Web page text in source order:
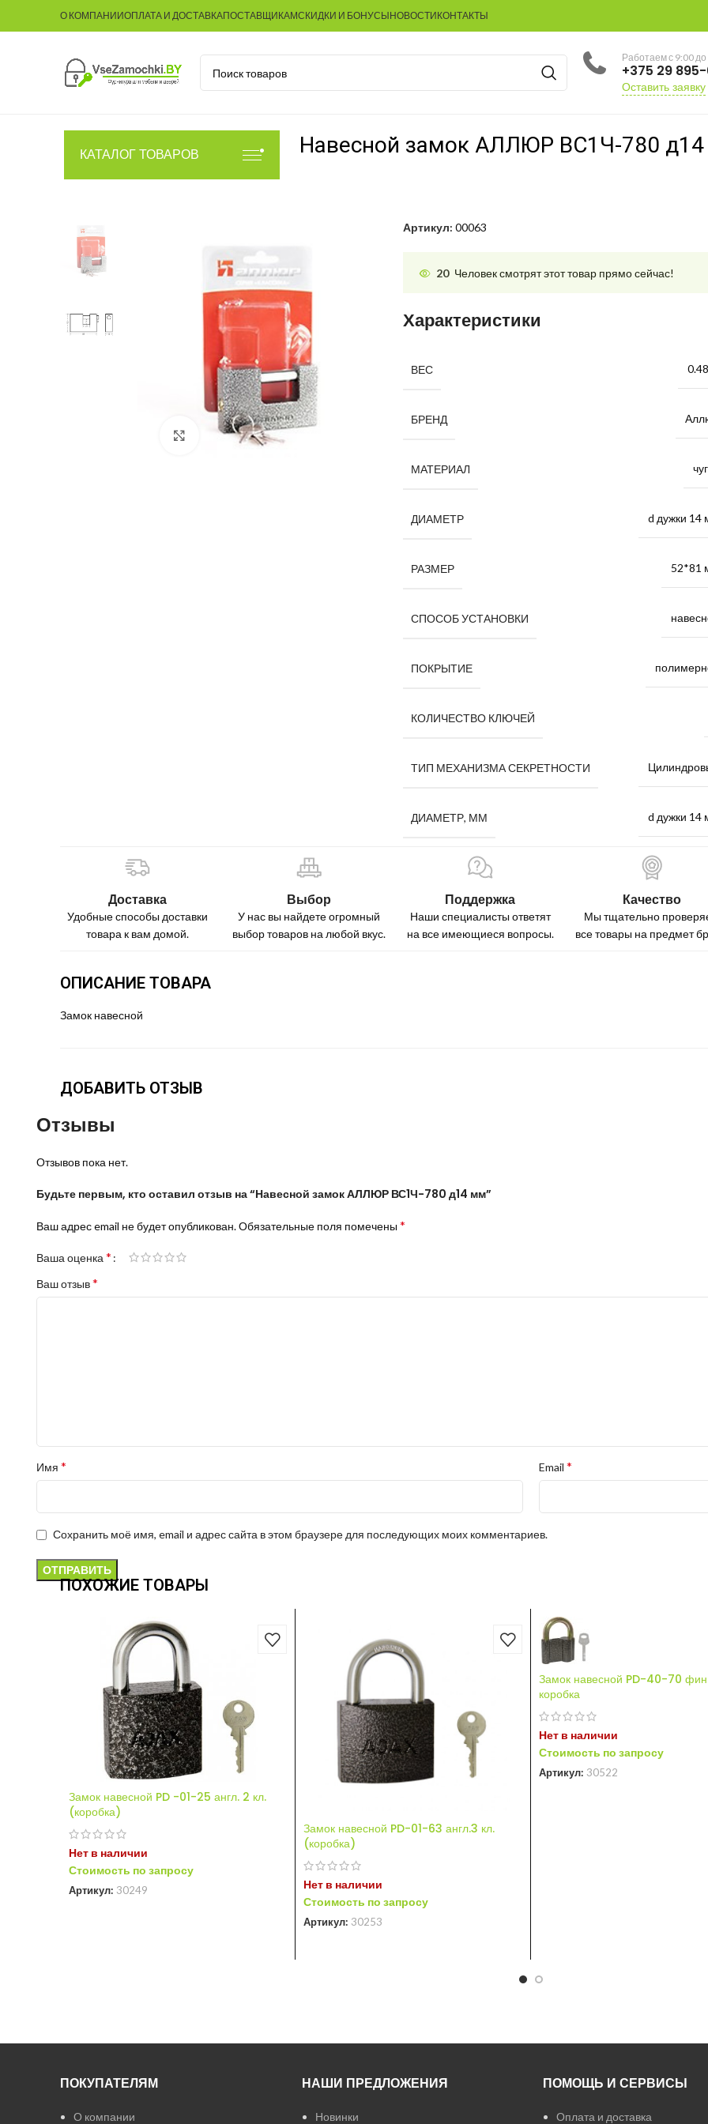
О КОМПАНИИОПЛАТА И ДОСТАВКАПОСТАВЩИКАМСКИДКИ И БОНУСЫНОВОСТИКОНТАКТЫ
Работаем с 9:00
+375 29
Оставить заявку
КАТАЛОГ ТОВАРОВ Навесной замок АЛЛЮР ВС1Ч-780
Нажмите, чтобы увеличить
Артикул: 00063
20 Человек смотрят этот товар прямо сейчас!
Характеристики
ВЕС
БРЕНД
МАТЕРИАЛ
ДИАМЕТР d дужки 14
РАЗМЕР 52*81
СПОСОБ УСТАНОВКИ
ПОКРЫТИЕ
КОЛИЧЕСТВО КЛЮЧЕЙ
ТИП МЕХАНИЗМА СЕКРЕТНОСТИ
ДИАМЕТР, ММ d дужки 14
Доставка
Удобные способы доставки
товара к вам домой.
Выбор
У нас вы найдете огромный
выбор товаров на любой вкус.
Поддержка
Наши специалисты ответят
на все имеющиеся вопросы.
Качество
Мы тщательно
все товары на предмет
ОПИСАНИЕ ТОВАРА
Замок навесной
ДОБАВИТЬ ОТЗЫВ
Отзывы
Отзывов пока нет.
Будьте первым, кто оставил отзыв на “Навесной замок АЛЛЮР ВС1Ч-780 д14 мм”
Ваш адрес email не будет опубликован.Обязательные поля помечены *
Ваша оценка *
Ваш отзыв*
Имя * Email *
Сохранить моё имя, email и адрес сайта в этом браузере для последующих моих комментариев.
ПОХОЖИЕ ТОВАРЫ
Замок навесной PD -01-25 англ. 2 кл.
(коробка)
Нет в наличии
Стоимость по запросу
Артикул: 30249
Замок навесной PD-01-63 англ.3 кл.
(коробка)
Нет в наличии
Стоимость по запросу
Артикул: 30253
Замок навесной PD-40-70
коробка
Нет в наличии
Стоимость по запросу
Артикул: 30522
ПОКУПАТЕЛЯМ
О компании
НАШИ ПРЕДЛОЖЕНИЯ
Новинки
ПОМОЩЬ И СЕРВИСЫ
Оплата и доставка